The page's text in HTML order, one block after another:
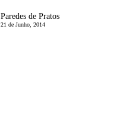
Paredes de Pratos
21 de Junho, 2014